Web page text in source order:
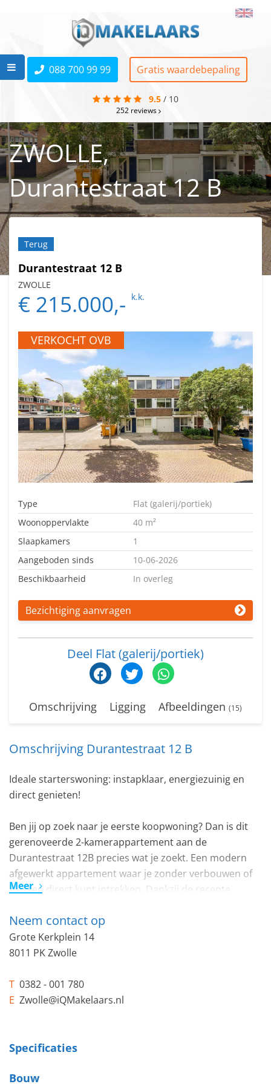
088 700 99 99 Gratis waardebepaling
9.5 / 10
252 reviews
ZWOLLE,
Durantestraat 12 B
Terug
Durantestraat 12 B
ZWOLLE
€ 215.000,- k.k.
VERKOCHT OVB
Type
Flat (galerij/portiek)
Woonoppervlakte
40 m²
Slaapkamers
1
Aangeboden sinds
10-06-2026
Beschikbaarheid
In overleg
Bezichtiging aanvragen
Deel Flat (galerij/portiek)
Omschrijving Ligging Afbeeldingen (15)
Omschrijving Durantestraat 12 B
Ideale starterswoning: instapklaar, energiezuinig en
direct genieten!
Ben jij op zoek naar je eerste koopwoning? Dan is dit
gerenoveerde 2-kamerappartement aan de
Durantestraat 12B precies wat je zoekt. Een modern
afgewerkt appartement waar je zonder verbouwen of
klussen direct kunt intrekken. Dankzij de recente
ligging combineert deze woning comfort, lage
energielasten en een zorgeloze start op de
woningmarkt.
Rustig wonen met de stad om de hoek
Het appartement ligt in de Holtenbroek, een wijk die de
groene, rustige omgeving met alle dagelijkse
sportfaciliteiten, openbaar vervoer en uitvalswegen
Meer
Neem contact op
Grote Kerkplein 14
8011 PK Zwolle
T 0382 - 001 780
E Zwolle@iQMakelaars.nl
Specificaties
Bouw